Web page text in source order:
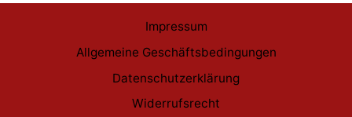
Impressum
Allgemeine Geschäftsbedingungen
Datenschutzerklärung
Widerrufsrecht